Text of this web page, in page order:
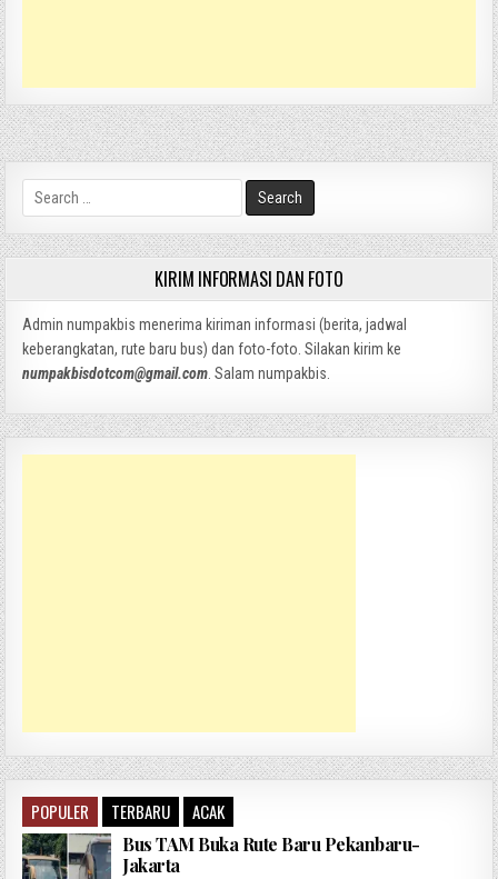
Search
for:
KIRIM INFORMASI DAN FOTO
Admin numpakbis menerima kiriman informasi (berita, jadwal
keberangkatan, rute baru bus) dan foto-foto. Silakan kirim ke
numpakbisdotcom@gmail.com. Salam numpakbis.
POPULER TERBARU ACAK
Bus TAM Buka Rute Baru Pekanbaru-
Jakarta